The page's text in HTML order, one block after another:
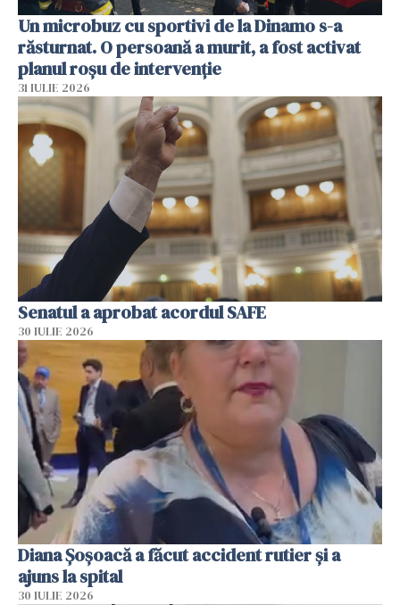
Un microbuz cu sportivi de la Dinamo s-a
răsturnat. O persoană a murit, a fost activat
planul roșu de intervenție
31 IULIE 2026
Senatul a aprobat acordul SAFE
30 IULIE 2026
Diana Șoșoacă a făcut accident rutier și a
ajuns la spital
30 IULIE 2026